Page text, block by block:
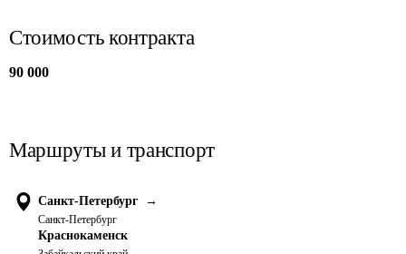
Стоимость контракта
90 000
Маршруты и транспорт
Санкт-Петербург →
Санкт-Петербург
Краснокаменск